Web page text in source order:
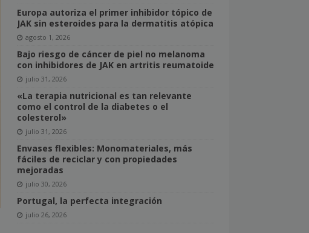
Europa autoriza el primer inhibidor tópico de
JAK sin esteroides para la dermatitis atópica
agosto 1, 2026
Bajo riesgo de cáncer de piel no melanoma
con inhibidores de JAK en artritis reumatoide
julio 31, 2026
«La terapia nutricional es tan relevante
como el control de la diabetes o el
colesterol»
julio 31, 2026
Envases flexibles: Monomateriales, más
fáciles de reciclar y con propiedades
mejoradas
julio 30, 2026
Portugal, la perfecta integración
julio 26, 2026